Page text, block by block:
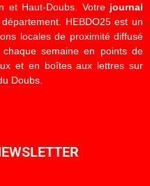
et Haut-Doubs. Votre journal
HEBDO25 est un
locales de proximité diffusé
semaine en points de
et en boîtes aux lettres sur
Doubs.